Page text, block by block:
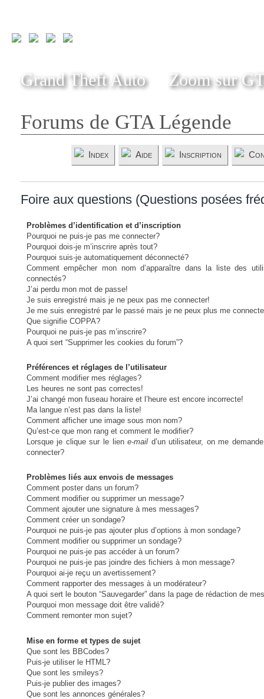
Grand Theft Auto Zoom sur
Forums de GTA Légende
Index Aide Inscription
Foire aux questions (Questions posées
Problèmes d’identification et d’inscription
Pourquoi ne puis-je pas me connecter?
Pourquoi dois-je m’inscrire après tout?
Pourquoi suis-je automatiquement déconnecté?
Comment empêcher mon nom d’apparaître dans la liste des
connectés?
J’ai perdu mon mot de passe!
Je suis enregistré mais je ne peux pas me connecter!
Je me suis enregistré par le passé mais je ne peux plus me
Que signifie COPPA?
Pourquoi ne puis-je pas m’inscrire?
A quoi sert “Supprimer les cookies du forum”?
Préférences et réglages de l’utilisateur
Comment modifier mes réglages?
Les heures ne sont pas correctes!
J’ai changé mon fuseau horaire et l’heure est encore incorrecte!
Ma langue n’est pas dans la liste!
Comment afficher une image sous mon nom?
Qu’est-ce que mon rang et comment le modifier?
Lorsque je clique sur le liene-mail d’un utilisateur, on me
connecter?
Problèmes liés aux envois de messages
Comment poster dans un forum?
Comment modifier ou supprimer un message?
Comment ajouter une signature à mes messages?
Comment créer un sondage?
Pourquoi ne puis-je pas ajouter plus d’options à mon sondage?
Comment modifier ou supprimer un sondage?
Pourquoi ne puis-je pas accéder à un forum?
Pourquoi ne puis-je pas joindre des fichiers à mon message?
Pourquoi ai-je reçu un avertissement?
Comment rapporter des messages à un modérateur?
A quoi sert le bouton “Sauvegarder” dans la page de rédaction de
Pourquoi mon message doit être validé?
Comment remonter mon sujet?
Mise en forme et types de sujet
Que sont les BBCodes?
Puis-je utiliser le HTML?
Que sont les smileys?
Puis-je publier des images?
Que sont les annonces générales?